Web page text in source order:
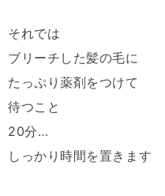
それでは
ブリーチした髪の毛に
たっぷり薬剤をつけて
待つこと
20分…
しっかり時間を置きます